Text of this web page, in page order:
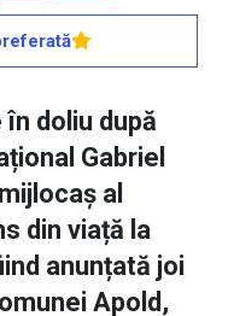
doliu după
Gabriel
al
din viață la
anunțată joi
Apold,